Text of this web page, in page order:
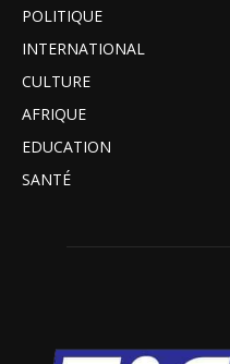
POLITIQUE
INTERNATIONAL
CULTURE
AFRIQUE
EDUCATION
SANTÉ